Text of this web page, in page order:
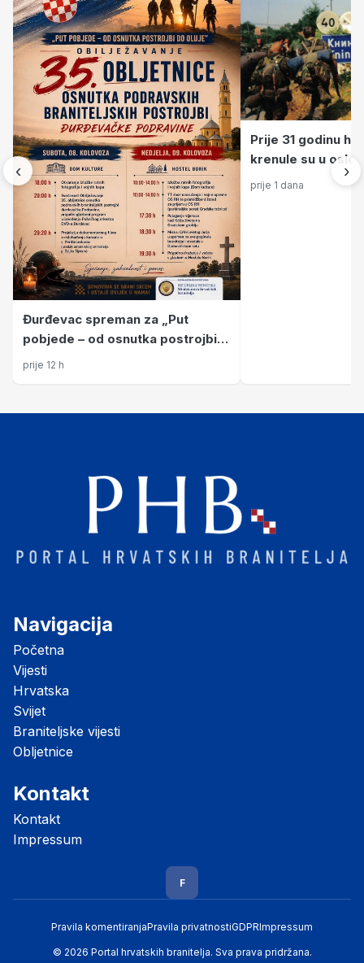
‹
Đurđevac spreman za „Put
pobjede – od osnutka postrojbi
do Oluje“
prije 12 h
Prije 31 godinu
krenule su u
Like, Korduna i
prije 1 dana
›
Navigacija
Početna
Vijesti
Hrvatska
Svijet
Braniteljske vijesti
Obljetnice
Kontakt
Kontakt
Impressum
F
Pravila komentiranjaPravila privatnostiGDPRImpressum
© 2026 Portal hrvatskih branitelja. Sva prava pridržana.